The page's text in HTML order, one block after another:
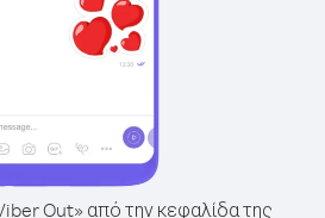
Out» από την κεφαλίδα της